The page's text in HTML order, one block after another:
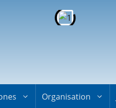
Organisation